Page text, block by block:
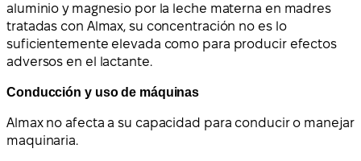
aluminio y magnesio por la leche materna en madres
tratadas con Almax, su concentración no es lo
suficientemente elevada como para producir efectos
adversos en el lactante.
Conducción y uso de máquinas
Almax no afecta a su capacidad para conducir o manejar
maquinaria.